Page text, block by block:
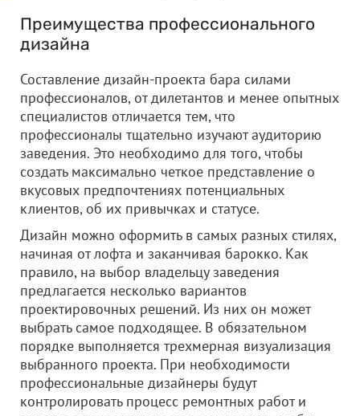
Преимущества профессионального
дизайна
Составление дизайн-проекта бара силами
профессионалов, от дилетантов и менее опытных
специалистов отличается тем, что
профессионалы тщательно изучают аудиторию
заведения. Это необходимо для того, чтобы
создать максимально четкое представление о
вкусовых предпочтениях потенциальных
клиентов, об их привычках и статусе.
Дизайн можно оформить в самых разных стилях,
начиная от лофта и заканчивая барокко. Как
правило, на выбор владельцу заведения
предлагается несколько вариантов
проектировочных решений. Из них он может
выбрать самое подходящее. В обязательном
порядке выполняется трехмерная визуализация
выбранного проекта. При необходимости
профессиональные дизайнеры будут
контролировать процесс ремонтных работ и